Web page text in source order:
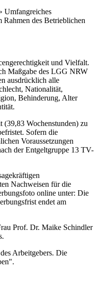
Umfangreiches
des Betrieblichen
und Vielfalt.
Maßgabe des LGG NRW
ausdrücklich alle
Nationalität,
Behinderung, Alter
Wochenstunden) zu
Sofern die
Voraussetzungen
der Entgeltgruppe 13 TV-
Nachweisen für die
online unter: Die
endet am
Prof. Dr. Maike Schindler
Arbeitgebers. Die